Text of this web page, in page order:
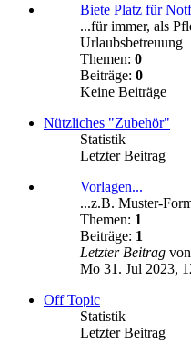
Biete Platz für
...für immer, als
Urlaubsbetreuung
Themen: 0
Beiträge: 0
Keine Beiträge
Nützliches "Zubehör"
Statistik
Letzter Beitrag
Vorlagen...
...z.B. Muster-
Themen: 1
Beiträge: 1
Letzter Beitrag von
Mo 31. Jul 2023,
Off Topic
Statistik
Letzter Beitrag